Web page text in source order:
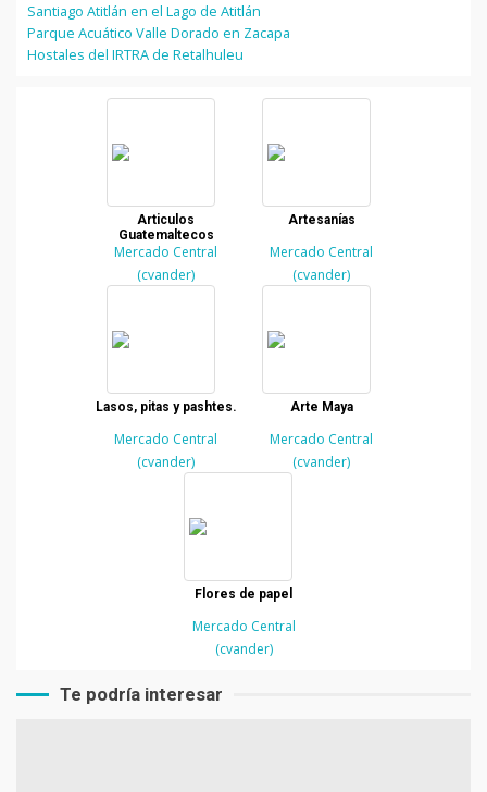
Santiago Atitlán en el Lago de Atitlán
Parque Acuático Valle Dorado en Zacapa
Hostales del IRTRA de Retalhuleu
Articulos
Guatemaltecos
Mercado Central
(cvander)
Artesanías
Mercado Central
(cvander)
Lasos, pitas y pashtes.
Mercado Central
(cvander)
Arte Maya
Mercado Central
(cvander)
Flores de papel
Mercado Central
(cvander)
Te podría interesar